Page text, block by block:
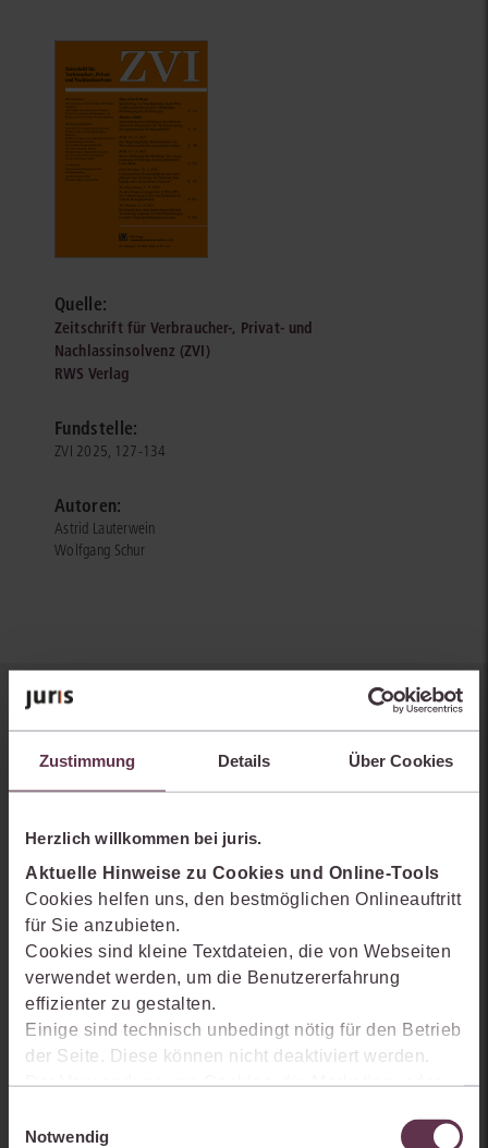
Zustimmung Details Über Cookies
Herzlich willkommen bei juris.
Aktuelle Hinweise zu Cookies und Online-Tools
Cookies helfen uns, den bestmöglichen Onlineauftritt
für Sie anzubieten.
Cookies sind kleine Textdateien, die von Webseiten
verwendet werden, um die Benutzererfahrung
effizienter zu gestalten.
Einige sind technisch unbedingt nötig für den Betrieb
der Seite. Diese können nicht deaktiviert werden.
Der Verwendung von Cookies, die Marketing- oder
Produkte zu optimieren, können Sie zustimmen,
Notwendig
Quelle:
Zeitschrift für Verbraucher-, Privat- und
Nachlassinsolvenz (ZVI)
RWS Verlag
Fundstelle:
ZVI 2025, 127-134
Autoren:
Astrid Lauterwein
Wolfgang Schur
Sie kennen juris noch nicht?
Erhalten Sie einen Einblick, wie juris das Rechts- und
Praxiswissensmanagement der Zukunft gestaltet, welche
Arbeitsprozesse einfacher und effizienter werden.